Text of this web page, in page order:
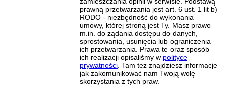
prawną przetwarzania jest art. 6 ust. 1 lit b)
RODO - niezbędność do wykonania
umowy, której stroną jest Ty. Masz prawo
m.in. do żądania dostępu do danych,
sprostowania, usunięcia lub ograniczenia
ich przetwarzania. Prawa te oraz sposób
ich realizacji opisaliśmy w polityce
prywatności . Tam też znajdziesz informacje
jak zakomunikować nam Twoją wolę
skorzystania z tych praw.